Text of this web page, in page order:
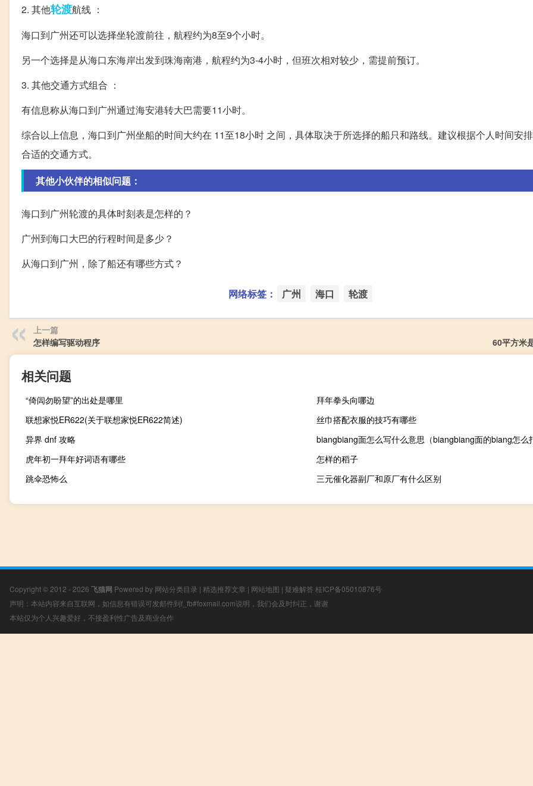
2. 其他轮渡航线 ：
海口到广州还可以选择坐轮渡前往，航程约为8至9个小时。
另一个选择是从海口东海岸出发到珠海南港，航程约为3-4小时，但班次相对较少，需提前预订。
3. 其他交通方式组合 ：
有信息称从海口到广州通过海安港转大巴需要11小时。
综合以上信息，海口到广州坐船的时间大约在 11至18小时 之间，具体取决于所选择的船只和路线。建议根据个人时间安
合适的交通方式。
其他小伙伴的相似问题：
海口到广州轮渡的具体时刻表是怎样的？
广州到海口大巴的行程时间是多少？
从海口到广州，除了船还有哪些方式？
网络标签： 广州 海口 轮渡
上一篇
怎样编写驱动程序
60平方米
相关问题
“倚闾勿盼望”的出处是哪里
拜年拳头向哪边
联想家悦ER622(关于联想家悦ER622简述)
丝巾搭配衣服的技巧有哪些
异界 dnf 攻略
biangbiang面怎么写什么意思（biangbiang面的biang怎么
虎年初一拜年好词语有哪些
怎样的稻子
跳伞恐怖么
三元催化器副厂和原厂有什么区别
Copyright © 2012 - 2026 飞猫网 Powered by 网站分类目录 | 精选推荐文章 | 网站地图 | 疑难解答 桂ICP备05010876号
声明：本站内容来自互联网，如信息有错误可发邮件到f_fb#foxmail.com说明，我们会及时纠正，谢谢
本站仅为个人兴趣爱好，不接盈利性广告及商业合作